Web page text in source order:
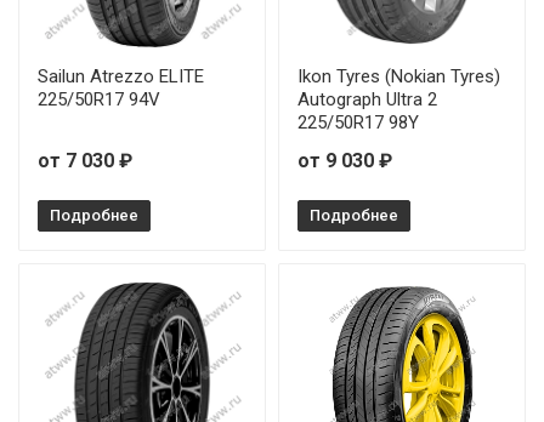
Sailun Atrezzo ELITE
225/50R17 94V
от 7 030 ₽
Подробнее
Ikon Tyres (Nokian Tyres)
Autograph Ultra 2
225/50R17 98Y
от 9 030 ₽
Подробнее